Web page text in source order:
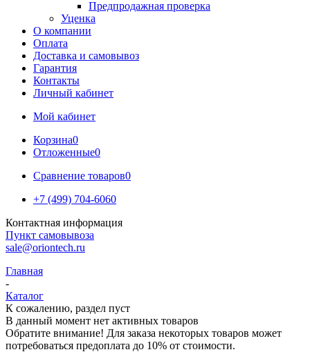
Предпродажная проверка
Уценка
О компании
Оплата
Доставка и самовывоз
Гарантия
Контакты
Личный кабинет
Мой кабинет
Корзина0
Отложенные0
Сравнение товаров0
+7 (499) 704-6060
Контактная информация
Пункт самовывоза
sale@oriontech.ru
Главная
-
Каталог
К сожалению, раздел пуст
В данный момент нет активных товаров
Обратите внимание! Для заказа некоторых товаров может
потребоваться предоплата до 10% от стоимости.